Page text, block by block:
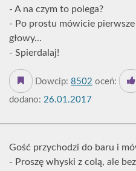
- A na czym to polega?
- Po prostu mówicie
głowy...
- Spierdalaj!
Dowcip: 8502 oceń:
dodano: 26.01.2017
Gość przychodzi do baru i
- Proszę whyski z colą, ale